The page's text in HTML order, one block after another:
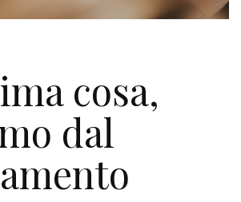
cosa,
dal